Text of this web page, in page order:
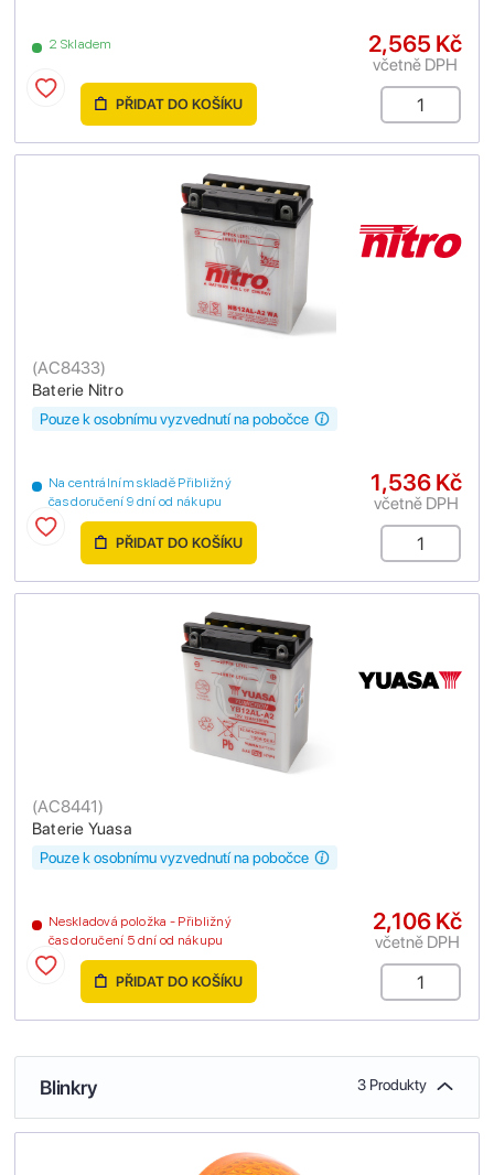
2 Skladem 2,565 Kč
včetně DPH
PŘIDAT DO KOŠÍKU
Baterie Nitro
(AC8433)
Na centrálním skladě Přibližný
čas doručení 9 dní od nákupu
Pouze k osobnímu vyzvednutí na pobočce
1,536 Kč
včetně DPH
PŘIDAT DO KOŠÍKU
Baterie Yuasa
(AC8441)
Neskladová položka - Přibližný
čas doručení 5 dní od nákupu
Pouze k osobnímu vyzvednutí na pobočce
2,106 Kč
včetně DPH
PŘIDAT DO KOŠÍKU
Blinkry 3 Produkty